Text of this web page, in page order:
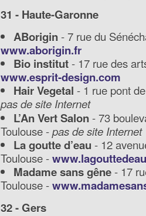
31 - Haute-Garonne
ABorigin- 7 rue du
www.aborigin.fr
Bio institut- 17 rue des
www.esprit-design.com
Hair Vegetal - 1 rue pont
pas de site Internet
L’An Vert Salon- 73
Toulouse -pas de site Internet
La goutte d’eau - 12
Toulouse -
Madame sans gêne- 17
Toulouse -
32 - Gers